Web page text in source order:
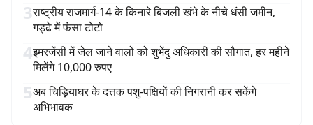
3राष्ट्रीय राजमार्ग-14 के किनारे बिजली खंभे के नीचे धंसी जमीन,
गड्ढे में फंसा टोटो
4इमरजेंसी में जेल जाने वालों को शुभेंदु अधिकारी की सौगात, हर महीने
मिलेंगे 10,000 रुपए
5अब चिड़ियाघर के दत्तक पशु-पक्षियों की निगरानी कर सकेंगे
अभिभावक